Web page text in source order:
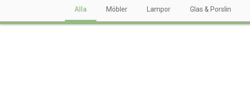
Alla Möbler Lampor Glas & Porslin